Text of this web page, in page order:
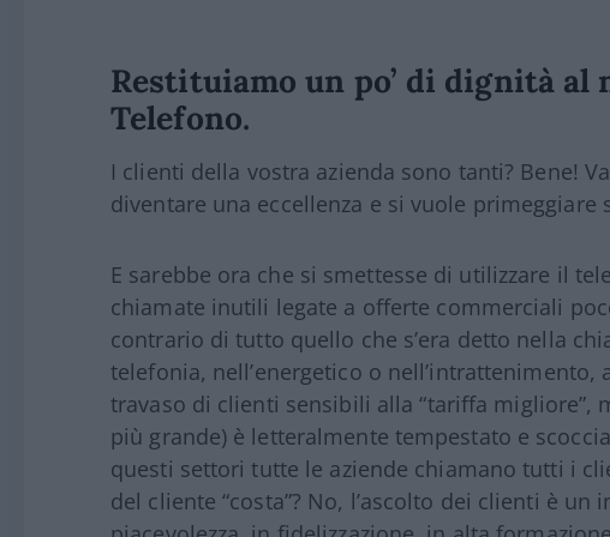
Restituiamo un po’ di dignità al
Telefono.
I clienti della vostra azienda sono tanti? Bene!
diventare una eccellenza e si vuole primeggiare
E sarebbe ora che si smettesse di utilizzare il
chiamate inutili legate a offerte commerciali
contrario di tutto quello che s’era detto nella
telefonia, nell’energetico o
travaso di clienti sensibili alla “tariffa migliore”,
più grande) è letteralmente tempestato e
questi settori tutte le aziende chiamano tutti i
del cliente “costa”? No, l’ascolto dei clienti è